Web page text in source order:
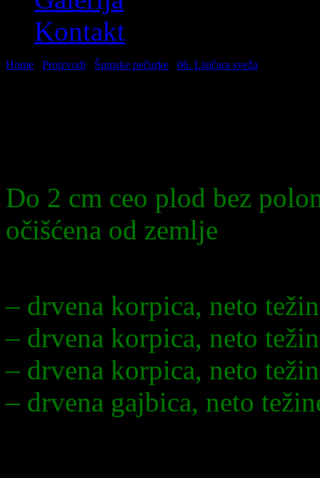
Kontakt
Home Proizvodi Šumske pečurke 06. Lisičara sveža
Do 2 cm ceo plod bez
očišćena od zemlje
– drvena korpica, neto
– drvena korpica, neto
– drvena korpica, neto
– drvena gajbica, neto